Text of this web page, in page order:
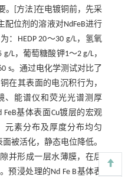
。[方法]在电镀铜前，先采
配位剂的溶液对NdFeB进行
：HEDP 20～30 g/L，氢氧
L，葡萄糖酸钾1～2 g/L，
s。通过电化学测试对比了
在其表面的电沉积行为，
、能谱仪和荧光光谱测厚
基体表面Cu镀层的宏观
元素分布及厚度分布均匀
被活化，静态电位降低。
并形成一层水薄膜，在后
预浸处理的Nd Fe B基体表